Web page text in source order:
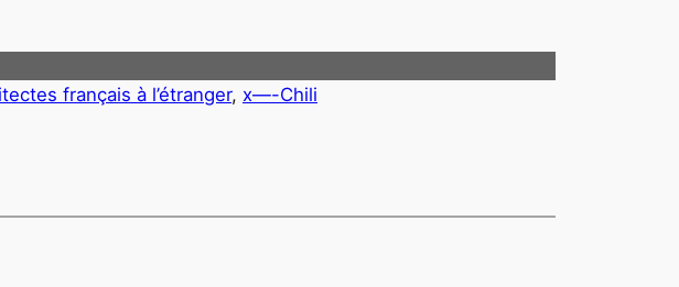
français à l’étranger, x—-Chili